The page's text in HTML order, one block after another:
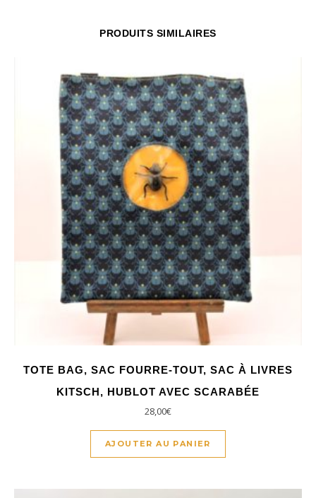
PRODUITS SIMILAIRES
TOTE BAG, SAC FOURRE-TOUT, SAC À LIVRES
KITSCH, HUBLOT AVEC SCARABÉE
28,00€
AJOUTER AU PANIER